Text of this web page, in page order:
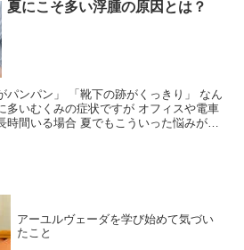
夏にこそ多い浮腫の原因とは？
パンパン」 「靴下の跡がくっきり」 なん
多いむくみの症状ですが オフィスや電車
時間いる場合 夏でもこういった悩みがあ
アーユルヴェーダを学び始めて気づい
たこと